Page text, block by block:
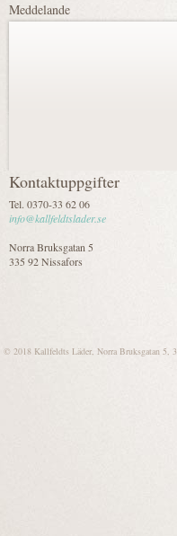
Meddelande
Kontaktuppgifter
Tel. 0370-33 62 06
info@kallfeldtslader.se
Norra Bruksgatan 5
335 92 Nissafors
© 2018 Kallfeldts Läder, Norra Bruksgatan 5,